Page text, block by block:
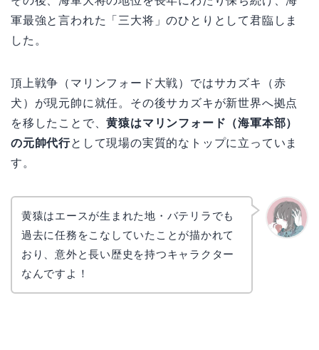
軍最強と言われた「三大将」のひとりとして君臨しま
した。
頂上戦争（マリンフォード大戦）ではサカズキ（赤
犬）が現元帥に就任。その後サカズキが新世界へ拠点
を移したことで、黄猿はマリンフォード（海軍本部）
の元帥代行として現場の実質的なトップに立っていま
す。
黄猿はエースが生まれた地・バテリラでも
過去に任務をこなしていたことが描かれて
おり、意外と長い歴史を持つキャラクター
なんですよ！